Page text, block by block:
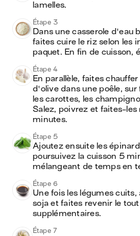
lamelles.
Étape 3
Dans une casserole d'eau
faites cuire le riz selon les
paquet. En fin de cuisson,
Étape 4
En parallèle, faites
d'olive dans une poêle,
les carottes, les
Salez, poivrez et faites-les
minutes.
Étape 5
Ajoutez ensuite les
poursuivez la cuisson 5
mélangeant de temps en
Étape 6
Une fois les légumes cuits,
soja et faites revenir le
supplémentaires.
Étape 7